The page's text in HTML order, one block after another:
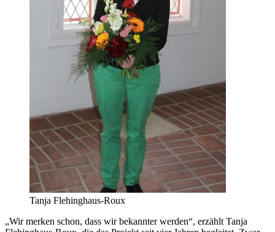
Tanja Flehinghaus-Roux
„Wir merken schon, dass wir bekannter werden“, erzählt Tanja